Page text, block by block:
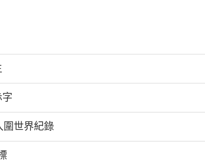
圍世界紀錄